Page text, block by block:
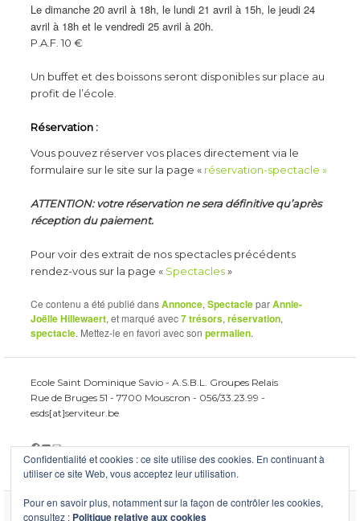
Le dimanche 20 avril à 18h, le lundi 21 avril à 15h, le jeudi 24
avril à 18h et le vendredi 25 avril à 20h.
P.A.F. 10 €
Un buffet et des boissons seront disponibles sur place au
profit de l’école.
Réservation :
Vous pouvez réserver vos places directement via le
formulaire sur le site sur la page « réservation-spectacle »
ATTENTION: votre réservation ne sera définitive qu’après
réception du paiement.
Pour voir des extrait de nos spectacles précédents
rendez-vous sur la page « Spectacles»
Ce contenu a été publié dansAnnonce,SpectacleparAnnie-
Joëlle Hillewaert, et marqué avec7 trésors,réservation,
spectacle. Mettez-le en favori avec sonpermalien.
Ecole Saint Dominique Savio - A.S.B.L. Groupes Relais
Rue de Bruges 51 - 7700 Mouscron - 056/33.23.99 -
esds[at]serviteur.be
Facebook
YouTube
E-mail
Confidentialité et cookies : ce site utilise des cookies. En continuant à
utiliser ce site Web, vous acceptez leur utilisation.
Pour en savoir plus, notamment sur la façon de contrôler les cookies,
consultez : Politique relative aux cookies